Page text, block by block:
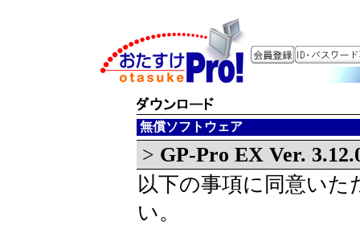
無償ソフトウェア
> GP-Pro EX Ver.
以下の事項に同意い
い。